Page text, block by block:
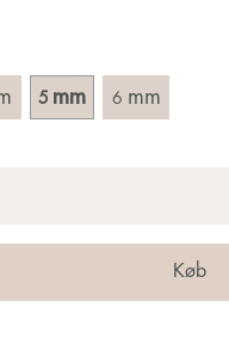
5 mm 6 mm